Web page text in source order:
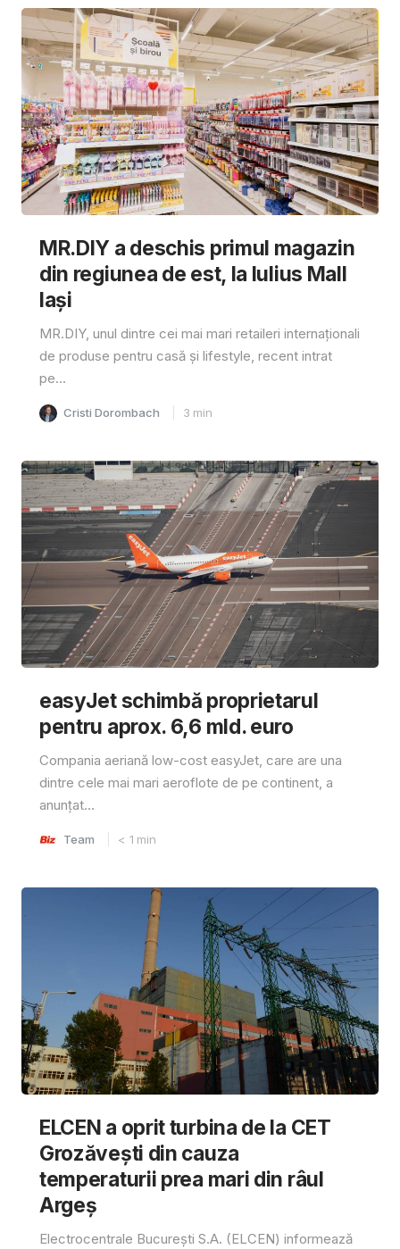
MR.DIY a deschis primul magazin
din regiunea de est, la Iulius Mall
Iași
MR.DIY, unul dintre cei mai mari retaileri internaționali
de produse pentru casă și lifestyle, recent intrat
pe...
Cristi Dorombach 3 min
easyJet schimbă proprietarul
pentru aprox. 6,6 mld. euro
Compania aeriană low-cost easyJet, care are una
dintre cele mai mari aeroflote de pe continent, a
anunțat...
Team < 1 min
ELCEN a oprit turbina de la CET
Grozăvești din cauza
temperaturii prea mari din râul
Argeș
Electrocentrale București S.A. (ELCEN) informează